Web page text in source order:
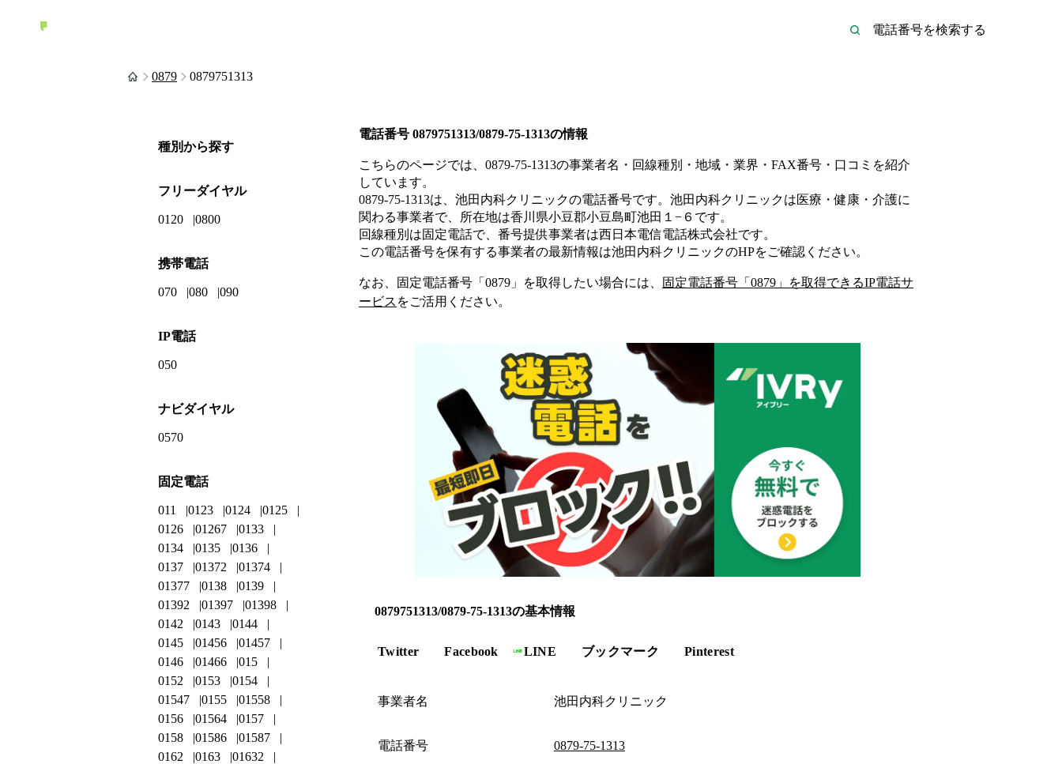
0879 0879751313
電話番号 0879751313/0879-75-1313の情報
こちらのページでは、 0879-75-1313の事業者名・回線種別・地域・業界・FAX番号・口コミを紹介
しています。
0879-75-1313は、 池田内科クリニックの電話番号です。 池田内科クリニックは医療・健康・介護に
関わる事業者で、所在地は香川県小豆郡小豆島町池田１−６ です。
回線種別は固定電話で、番号提供事業者は西日本電信電話株式会社です。
この電話番号を保有する事業者の最新情報は池田内科クリニックのHPをご確認ください。
なお、固定電話番号「 0879 」を取得したい場合には、 固定電話番号「 0879 」を取得できるIP電話サ
ービス をご活用ください。
0879751313/0879-75-1313の基本情報
Twitter Facebook LINE ブックマーク Pinterest
事業者名 池田内科クリニック
電話番号 0879-75-1313
種別から探す
フリーダイヤル
0120 0800
携帯電話
070 080 090
IP電話
050
ナビダイヤル
0570
固定電話
011 0123 0124
0125
0126
01267
0133
0134
0135
0136
0137
01372
01374
01377
0138
0139
01392
01397
01398
0142
0143
0144
0145
01456
01457
0146
01466
015
0152
0153
0154
01547
0155
01558
0156
01564
0157
0158
01586
01587
0162
0163
01632